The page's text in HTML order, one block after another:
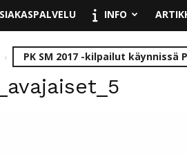
INFO
PK SM 2017 -kilpailut käynnissä